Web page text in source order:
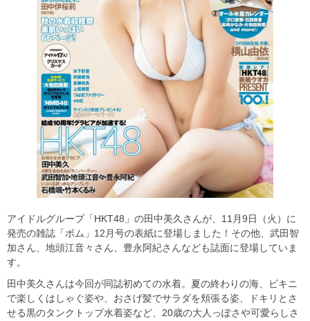
アイドルグループ「HKT48」の田中美久さんが、11月9日（火）に
発売の雑誌「ボム」12月号の表紙に登場しました！その他、武田智
加さん、地頭江音々さん、豊永阿紀さんなども誌面に登場していま
す。
田中美久さんは今回が同誌初めての水着。夏の終わりの海、ビキニ
で楽しくはしゃぐ姿や、おさげ髪でサラダを頬張る姿、ドキリとさ
せる黒のタンクトップ水着姿など、20歳の大人っぽさや可愛らしさ